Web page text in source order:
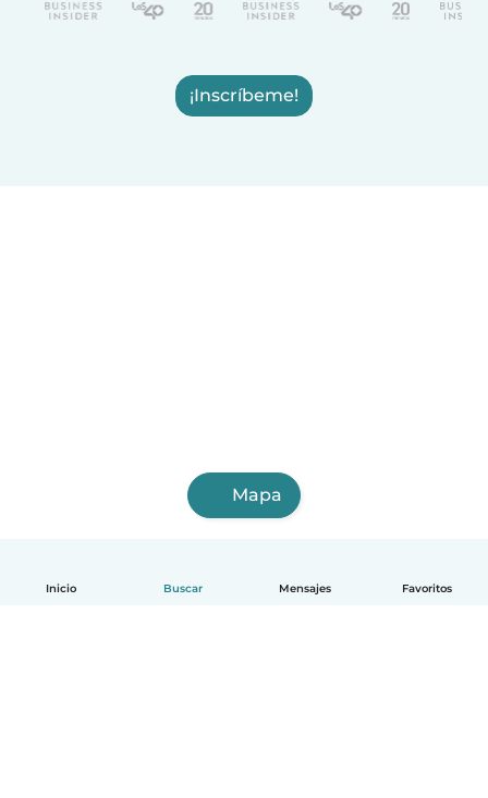
Inicio Buscar Mensajes Favoritos
¡Inscríbeme!
Mapa